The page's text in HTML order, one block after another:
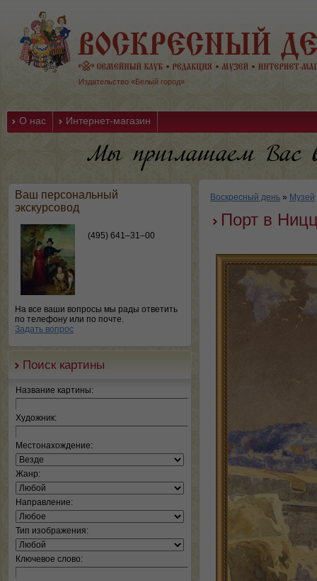
Издательство «Белый город»
О нас Интернет-магазин
Ваш персональный
экскурсовод
(495) 641–31–00
На все ваши вопросы мы рады ответить
по телефону или по почте.
Задать вопрос
Поиск картины
Название картины:
Художник:
Местонахождение:
Жанр:
Направление:
Тип изображения:
Ключевое слово:
Воскресный день » Музей
Порт в